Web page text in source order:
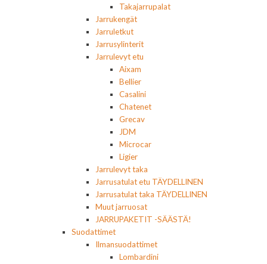
Takajarrupalat
Jarrukengät
Jarruletkut
Jarrusylinterit
Jarrulevyt etu
Aixam
Bellier
Casalini
Chatenet
Grecav
JDM
Microcar
Ligier
Jarrulevyt taka
Jarrusatulat etu TÄYDELLINEN
Jarrusatulat taka TÄYDELLINEN
Muut jarruosat
JARRUPAKETIT -SÄÄSTÄ!
Suodattimet
Ilmansuodattimet
Lombardini